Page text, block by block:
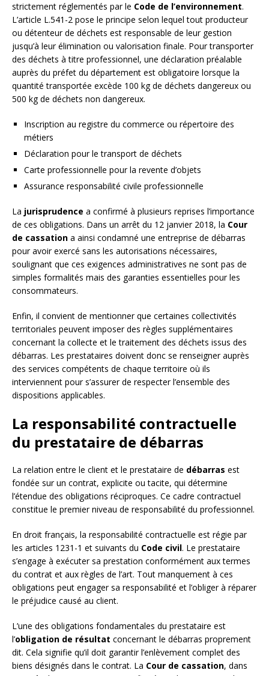
strictement réglementés par le Code de l’environnement.
L’article L.541-2 pose le principe selon lequel tout producteur
ou détenteur de déchets est responsable de leur gestion
jusqu’à leur élimination ou valorisation finale. Pour transporter
des déchets à titre professionnel, une déclaration préalable
auprès du préfet du département est obligatoire lorsque la
quantité transportée excède 100 kg de déchets dangereux ou
500 kg de déchets non dangereux.
Inscription au registre du commerce ou répertoire des
métiers
Déclaration pour le transport de déchets
Carte professionnelle pour la revente d’objets
Assurance responsabilité civile professionnelle
La jurisprudence a confirmé à plusieurs reprises l’importance
de ces obligations. Dans un arrêt du 12 janvier 2018, la Cour
de cassation a ainsi condamné une entreprise de débarras
pour avoir exercé sans les autorisations nécessaires,
soulignant que ces exigences administratives ne sont pas de
simples formalités mais des garanties essentielles pour les
consommateurs.
Enfin, il convient de mentionner que certaines collectivités
territoriales peuvent imposer des règles supplémentaires
concernant la collecte et le traitement des déchets issus des
débarras. Les prestataires doivent donc se renseigner auprès
des services compétents de chaque territoire où ils
interviennent pour s’assurer de respecter l’ensemble des
dispositions applicables.
La responsabilité contractuelle
du prestataire de débarras
La relation entre le client et le prestataire de débarras est
fondée sur un contrat, explicite ou tacite, qui détermine
l’étendue des obligations réciproques. Ce cadre contractuel
constitue le premier niveau de responsabilité du professionnel.
En droit français, la responsabilité contractuelle est régie par
les articles 1231-1 et suivants du Code civil. Le prestataire
s’engage à exécuter sa prestation conformément aux termes
du contrat et aux règles de l’art. Tout manquement à ces
obligations peut engager sa responsabilité et l’obliger à réparer
le préjudice causé au client.
L’une des obligations fondamentales du prestataire est
l’obligation de résultat concernant le débarras proprement
dit. Cela signifie qu’il doit garantir l’enlèvement complet des
biens désignés dans le contrat. La Cour de cassation, dans